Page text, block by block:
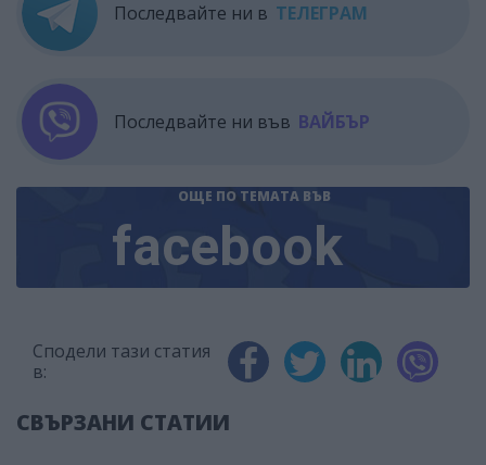
Последвайте ни в ТЕЛЕГРАМ
Последвайте ни във ВАЙБЪР
ОЩЕ ПО ТЕМАТА ВЪВ
facebook
Сподели тази статия
в:
СВЪРЗАНИ СТАТИИ